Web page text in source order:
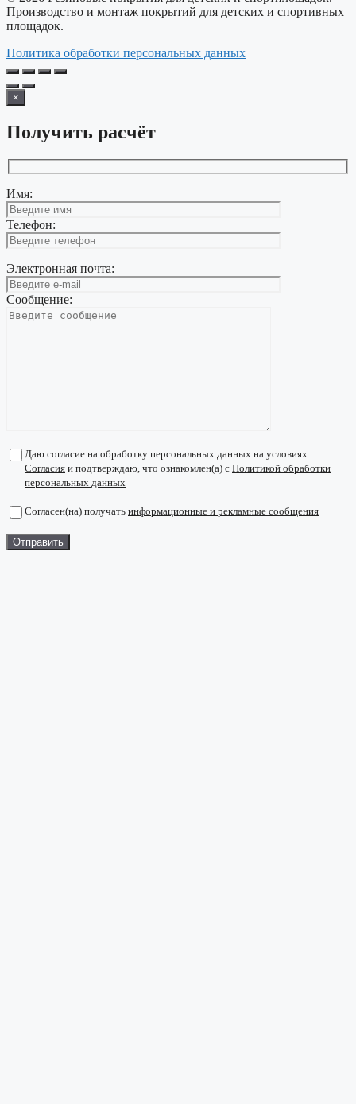
Производство и монтаж покрытий для детских и спортивных
площадок.
Политика обработки персональных данных
×
Получить расчёт
Имя:
Телефон:
Электронная почта:
Сообщение:
Даю согласие на обработку персональных данных на условиях
Согласия и подтверждаю, что ознакомлен(а) с Политикой обработки
персональных данных
Согласен(на) получать информационные и рекламные сообщения